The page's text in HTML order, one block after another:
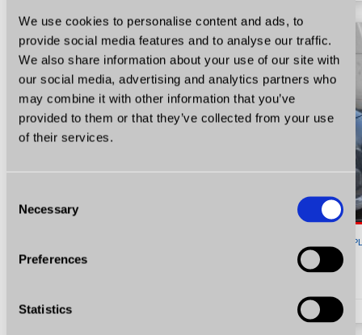
We use cookies to personalise content and ads, to
provide social media features and to analyse our traffic.
We also share information about your use of our site with
our social media, advertising and analytics partners who
may combine it with other information that you’ve
provided to them or that they’ve collected from your use
of their services.
Selection
Necessary
Preferences
Statistics
Peugeot 3008
1.6